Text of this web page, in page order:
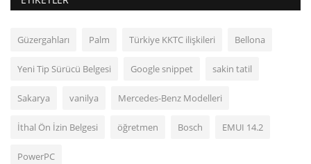
Güzergahları Palm Türkiye KKTC ilişkileri Bellona
Yeni Tip Sürücü Belgesi Google snippet sakin tatil
Sakarya vanilya Mercedes-Benz Modelleri
İthal Ön İzin Belgesi öğretmen Bosch EMUI 14.2
PowerPC